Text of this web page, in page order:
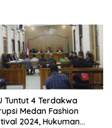
Tuntut 4 Terdakwa
Medan Fashion
2024, Hukuman